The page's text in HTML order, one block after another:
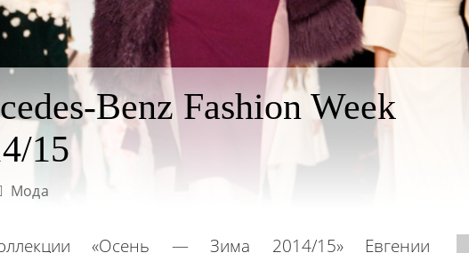
Benz Fashion Week
15
Мода
«Осень — Зима 2014/15» Евгении